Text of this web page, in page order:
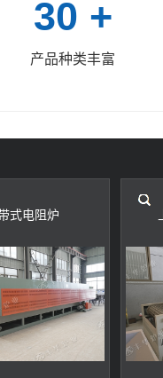
30 +
产品种类丰富
式电阻炉